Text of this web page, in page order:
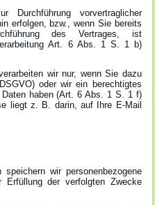
Durchführung vorvertraglicher
erfolgen, bzw., wenn Sie bereits
des Vertrages, ist
Art. 6 Abs. 1 S. 1 b)
wir nur, wenn Sie dazu
oder wir ein berechtigtes
Daten haben (Art. 6 Abs. 1 S. 1 f)
liegt z. B. darin, auf Ihre E-Mail
wir personenbezogene
der verfolgten Zwecke